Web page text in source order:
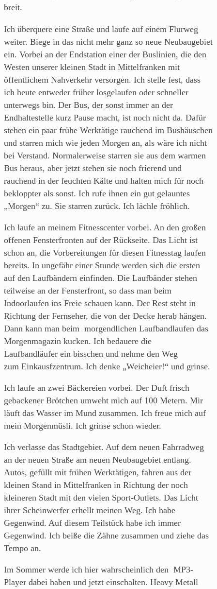
breit.
Ich überquere eine Straße und laufe auf einem Flurweg
weiter. Biege in das nicht mehr ganz so neue Neubaugebiet
ein. Vorbei an der Endstation einer der Buslinien, die den
Westen unserer kleinen Stadt in Mittelfranken mit
öffentlichem Nahverkehr versorgen. Ich stelle fest, dass
ich heute entweder früher losgelaufen oder schneller
unterwegs bin. Der Bus, der sonst immer an der
Endhaltestelle kurz Pause macht, ist noch nicht da. Dafür
stehen ein paar frühe Werktätige rauchend im Bushäuschen
und starren mich wie jeden Morgen an, als wäre ich nicht
bei Verstand. Normalerweise starren sie aus dem warmen
Bus heraus, aber jetzt stehen sie noch frierend und
rauchend in der feuchten Kälte und halten mich für noch
bekloppter als sonst. Ich rufe ihnen ein gut gelauntes
„Morgen“ zu. Sie starren zurück. Ich lächle fröhlich.
Ich laufe an meinem Fitnesscenter vorbei. An den großen
offenen Fensterfronten auf der Rückseite. Das Licht ist
schon an, die Vorbereitungen für diesen Fitnesstag laufen
bereits. In ungefähr einer Stunde werden sich die ersten
auf den Laufbändern einfinden. Die Laufbänder stehen
teilweise an der Fensterfront, so dass man beim
Indoorlaufen ins Freie schauen kann. Der Rest steht in
Richtung der Fernseher, die von der Decke herab hängen.
Dann kann man beim morgendlichen Laufbandlaufen das
Morgenmagazin kucken. Ich bedauere die
Laufbandläufer ein bisschen und nehme den Weg
zum Einkausfzentrum. Ich denke „Weicheier!“ und grinse.
Ich laufe an zwei Bäckereien vorbei. Der Duft frisch
gebackener Brötchen umweht mich auf 100 Metern. Mir
läuft das Wasser im Mund zusammen. Ich freue mich auf
mein Morgenmüsli. Ich grinse schon wieder.
Ich verlasse das Stadtgebiet. Auf dem neuen Fahrradweg
an der neuen Straße am neuen Neubaugebiet entlang.
Autos, gefüllt mit frühen Werktätigen, fahren aus der
kleinen Stand in Mittelfranken in Richtung der noch
kleineren Stadt mit den vielen Sport-Outlets. Das Licht
ihrer Scheinwerfer erhellt meinen Weg. Ich habe
Gegenwind. Auf diesem Teilstück habe ich immer
Gegenwind. Ich beiße die Zähne zusammen und ziehe das
Tempo an.
Im Sommer werde ich hier wahrscheinlich den MP3-
Player dabei haben und jetzt einschalten. Heavy Metall